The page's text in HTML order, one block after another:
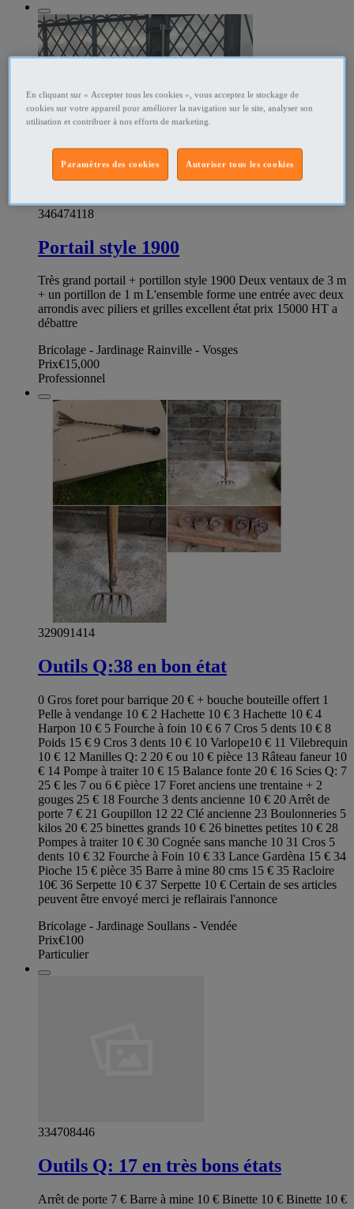
346474118
Portail style 1900
Très grand portail + portillon style 1900 Deux ventaux de 3 m
+ un portillon de 1 m L'ensemble forme une entrée avec deux
arrondis avec piliers et grilles excellent état prix 15000 HT a
débattre
Bricolage - Jardinage Rainville - Vosges
Prix€15,000
Professionnel
329091414
Outils Q:38 en bon état
0 Gros foret pour barrique 20 € + bouche bouteille offert 1
Pelle à vendange 10 € 2 Hachette 10 € 3 Hachette 10 € 4
Harpon 10 € 5 Fourche à foin 10 € 6 7 Cros 5 dents 10 € 8
Poids 15 € 9 Cros 3 dents 10 € 10 Varlope10 € 11 Vilebrequin
10 € 12 Manilles Q: 2 20 € ou 10 € pièce 13 Râteau faneur 10
€ 14 Pompe à traiter 10 € 15 Balance fonte 20 € 16 Scies Q: 7
25 € les 7 ou 6 € pièce 17 Foret anciens une trentaine + 2
gouges 25 € 18 Fourche 3 dents ancienne 10 € 20 Arrêt de
porte 7 € 21 Goupillon 12 22 Clé ancienne 23 Boulonneries 5
kilos 20 € 25 binettes grands 10 € 26 binettes petites 10 € 28
Pompes à traiter 10 € 30 Cognée sans manche 10 31 Cros 5
dents 10 € 32 Fourche à Foin 10 € 33 Lance Gardèna 15 € 34
Pioche 15 € pièce 35 Barre à mine 80 cms 15 € 35 Racloire
10€ 36 Serpette 10 € 37 Serpette 10 € Certain de ses articles
peuvent être envoyé merci je reflairais l'annonce
Bricolage - Jardinage Soullans - Vendée
Prix€100
Particulier
334708446
Outils Q: 17 en très bons états
Arrêt de porte 7 € Barre à mine 10 € Binette 10 € Binette 10 €
En cliquant sur « Accepter tous les cookies », vous acceptez le stockage de
cookies sur votre appareil pour améliorer la navigation sur le site, analyser son
utilisation et contribuer à nos efforts de marketing.
Autoriser tous les cookies
Paramètres des cookies